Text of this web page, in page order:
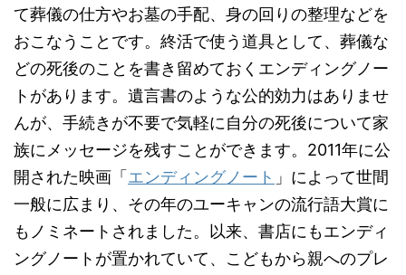
て葬儀の仕方やお墓の手配、身の回りの整理などを
おこなうことです。終活で使う道具として、葬儀な
どの死後のことを書き留めておくエンディングノー
トがあります。遺言書のような公的効力はありませ
んが、手続きが不要で気軽に自分の死後について家
族にメッセージを残すことができます。2011年に公
開された映画「 エンディングノート 」によって世間
一般に広まり、その年のユーキャンの流行語大賞に
もノミネートされました。以来、書店にもエンディ
ングノートが置かれていて、こどもから親へのプレ